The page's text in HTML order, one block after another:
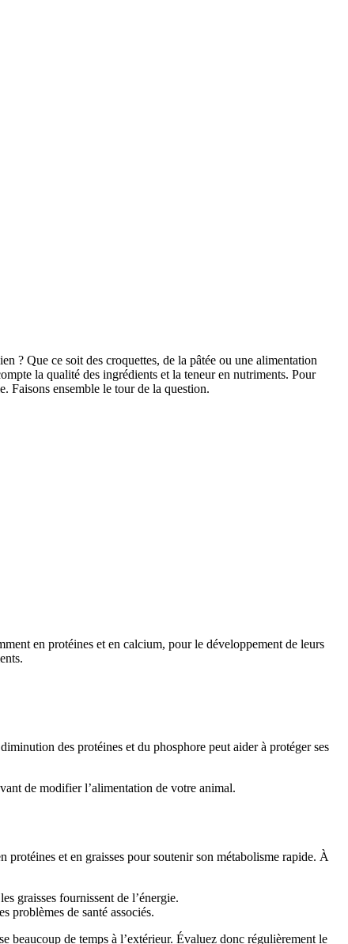
? Que ce soit des croquettes, de la pâtée ou une alimentation
la qualité des ingrédients et la teneur en nutriments. Pour
Faisons ensemble le tour de la question.
en protéines et en calcium, pour le développement de leurs
des protéines et du phosphore peut aider à protéger ses
de modifier l’alimentation de votre animal.
et en graisses pour soutenir son métabolisme rapide. À
graisses fournissent de l’énergie.
problèmes de santé associés.
beaucoup de temps à l’extérieur. Évaluez donc régulièrement le